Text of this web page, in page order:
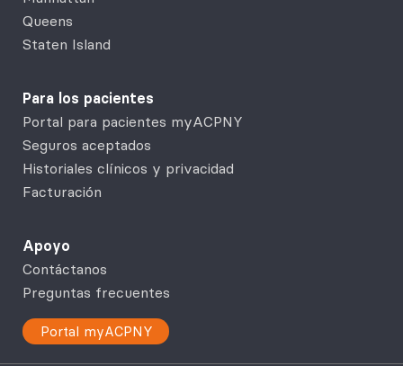
Queens
Staten Island
Para los pacientes
Portal para pacientes myACPNY
Seguros aceptados
Historiales clínicos y privacidad
Facturación
Apoyo
Contáctanos
Preguntas frecuentes
Portal myACPNY